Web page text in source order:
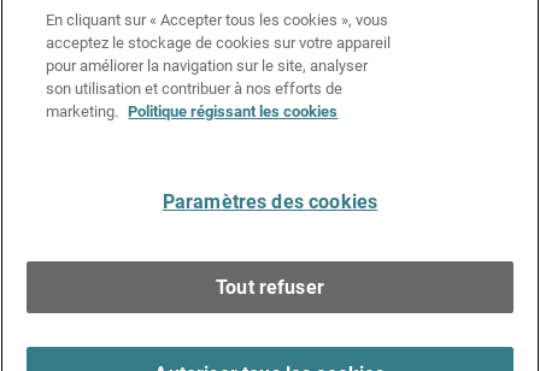
Avis sur les cookies
Politique de confidentialité
Charte Graphique
En cliquant sur « Accepter tous les cookies », vous
acceptez le stockage de cookies sur votre appareil
pour améliorer la navigation sur le site, analyser
son utilisation et contribuer à nos efforts de
marketing. Politique régissant les cookies
Paramètres des cookies
Tout refuser